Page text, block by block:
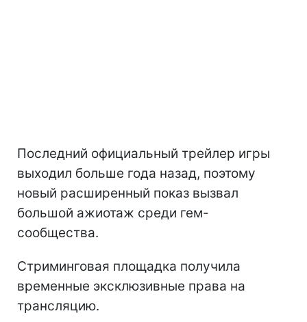
Последний официальный трейлер игры
выходил больше года назад, поэтому
новый расширенный показ вызвал
большой ажиотаж среди гем-
сообщества.
Стриминговая площадка получила
временные эксклюзивные права на
трансляцию.